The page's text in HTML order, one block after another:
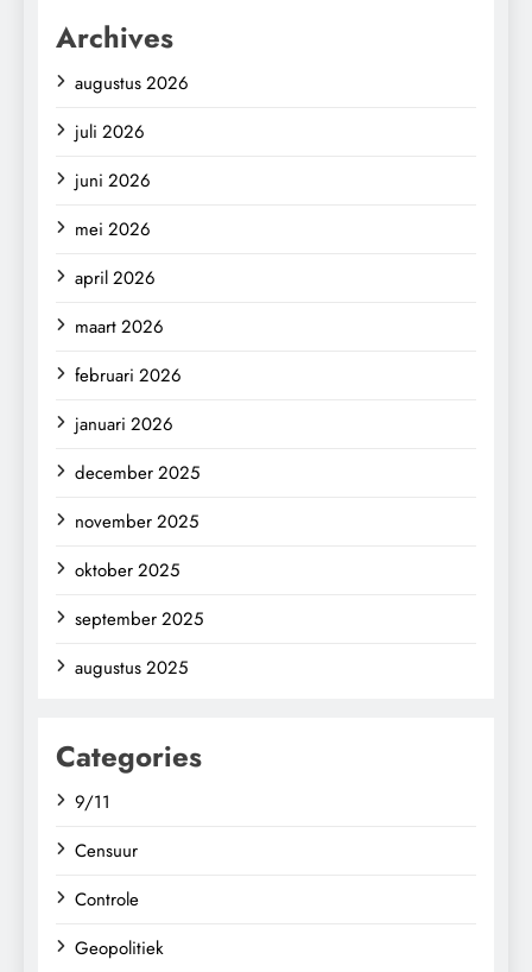
Archives
augustus 2026
juli 2026
juni 2026
mei 2026
april 2026
maart 2026
februari 2026
januari 2026
december 2025
november 2025
oktober 2025
september 2025
augustus 2025
Categories
9/11
Censuur
Controle
Geopolitiek